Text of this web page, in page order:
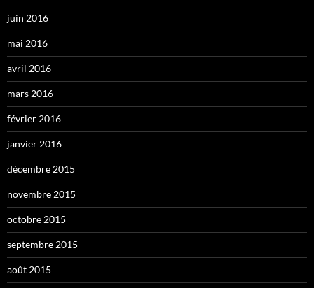
juin 2016
mai 2016
avril 2016
mars 2016
février 2016
janvier 2016
décembre 2015
novembre 2015
octobre 2015
septembre 2015
août 2015